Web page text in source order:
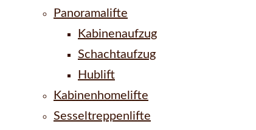
Panoramalifte
Kabinenaufzug
Schachtaufzug
Hublift
Kabinenhomelifte
Sesseltreppenlifte